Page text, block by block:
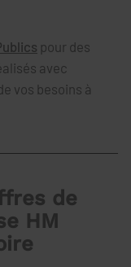
pour des
avec
vos besoins à
de
HM